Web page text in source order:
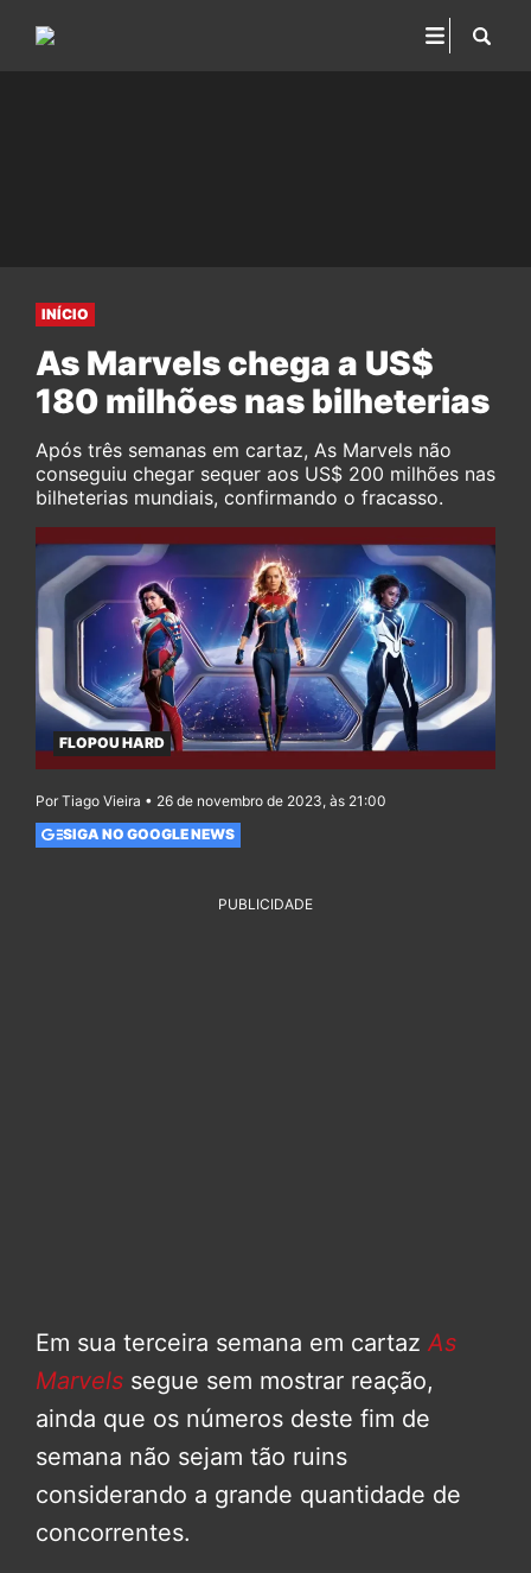
INÍCIO
As Marvels chega a US$
180 milhões nas bilheterias
Após três semanas em cartaz, As Marvels não
conseguiu chegar sequer aos US$ 200 milhões nas
bilheterias mundiais, confirmando o fracasso.
FLOPOU HARD
Por Tiago Vieira • 26 de novembro de 2023, às 21:00
SIGA NO GOOGLE NEWS
PUBLICIDADE
Em sua terceira semana em cartaz As
Marvels segue sem mostrar reação,
ainda que os números deste fim de
semana não sejam tão ruins
considerando a grande quantidade de
concorrentes.